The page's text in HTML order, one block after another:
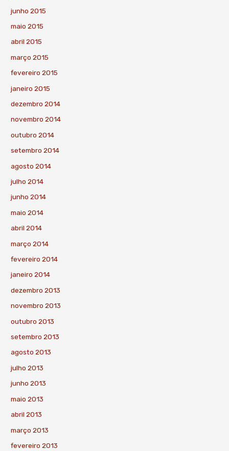
junho 2015
maio 2015
abril 2015
março 2015
fevereiro 2015
janeiro 2015
dezembro 2014
novembro 2014
outubro 2014
setembro 2014
agosto 2014
julho 2014
junho 2014
maio 2014
abril 2014
março 2014
fevereiro 2014
janeiro 2014
dezembro 2013
novembro 2013
outubro 2013
setembro 2013
agosto 2013
julho 2013
junho 2013
maio 2013
abril 2013
março 2013
fevereiro 2013